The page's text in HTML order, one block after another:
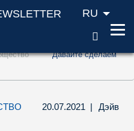
(ключ доступа
доступа '2')
RU
Давайте сделаем
20.07.2021 |
Дэйв